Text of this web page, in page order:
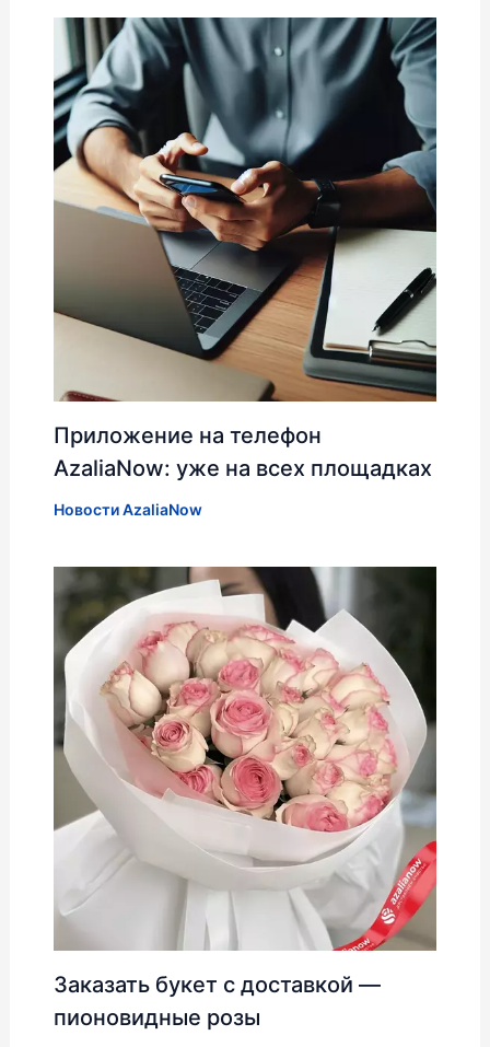
Приложение на телефон
AzaliaNow: уже на всех площадках
Новости AzaliaNow
Заказать букет с доставкой —
пионовидные розы